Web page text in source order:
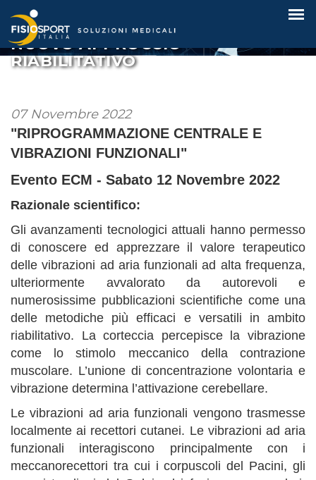
LE NEUROSCIENZE PER UN
NUOVO APPROCCIO
RIABILITATIVO
07 Novembre 2022
"RIPROGRAMMAZIONE CENTRALE E
VIBRAZIONI FUNZIONALI"
Evento ECM - Sabato 12 Novembre 2022
Razionale scientifico:
Gli avanzamenti tecnologici attuali hanno permesso
di conoscere ed apprezzare il valore terapeutico
delle vibrazioni ad aria funzionali ad alta frequenza,
ulteriormente avvalorato da autorevoli e
numerosissime pubblicazioni scientifiche come una
delle metodiche più efficaci e versatili in ambito
riabilitativo. La corteccia percepisce la vibrazione
come lo stimolo meccanico della contrazione
muscolare. L’unione di concentrazione volontaria e
vibrazione determina l’attivazione cerebellare.
Le vibrazioni ad aria funzionali vengono trasmesse
localmente ai recettori cutanei. Le vibrazioni ad aria
funzionali interagiscono principalmente con i
meccanorecettori tra cui i corpuscoli del Pacini, gli